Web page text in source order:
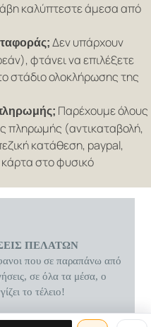
καλύπτεστε άμεσα από
Δεν υπάρχουν
φτάνει να επιλέξετε
στάδιο ολοκλήρωσης της
πληρωμής; Παρέχουμε όλους
πληρωμής (αντικαταβολή,
κατάθεση, paypal,
στο φυσικό
ΠΕΛΑΤΩΝ
που σε παραπάνω από
σε όλα τα μέσα, ο
το τέλειο!